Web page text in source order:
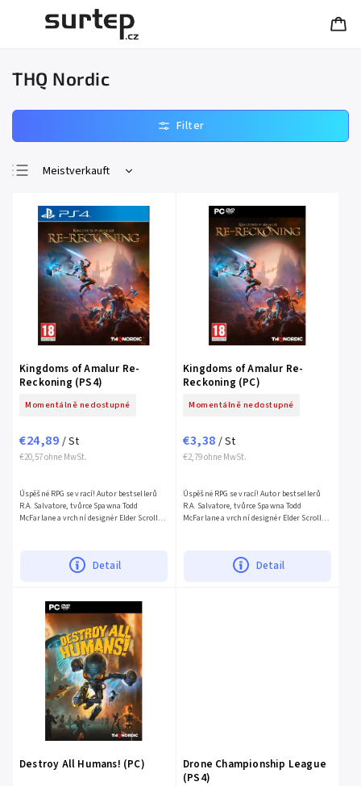
THQ Nordic
Meistverkauft
Teuerste
Alphabetisch
Kingdoms of Amalur Re-
Reckoning (PS4)
Momentálně nedostupné
€20,57 ohne MwSt.
€24,89 / St
Detail
Úspěšné RPG se vrací! Autor bestsellerů
R.A. Salvatore, tvůrce Spawna Todd
McFarlane a vrchní designér Elder Scrolls
Kingdoms of Amalur Re-
Reckoning (PC)
Momentálně nedostupné
€2,79 ohne MwSt.
€3,38 / St
Detail
Úspěšné RPG se vrací! Autor bestsellerů
R.A. Salvatore, tvůrce Spawna Todd
McFarlane a vrchní designér Elder Scrolls
Destroy All Humans! (PC)
Drone Championship League
(PS4)